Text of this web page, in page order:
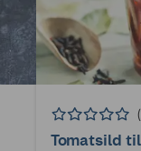
Tomatsild